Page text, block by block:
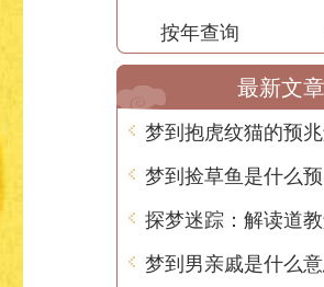
按年查询
最新文章
梦到抱虎纹猫的预
梦到捡草鱼是什么